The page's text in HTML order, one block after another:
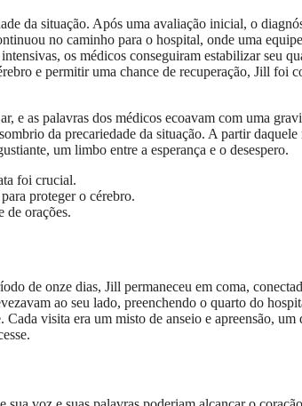
da situação. Após uma avaliação inicial, o
no caminho para o hospital, onde uma
os médicos conseguiram estabilizar seu
e permitir uma chance de recuperação, Jill foi
e as palavras dos médicos ecoavam com uma
da precariedade da situação. A partir daquele
um limbo entre a esperança e o desespero.
foi crucial.
proteger o cérebro.
de orações.
de onze dias, Jill permaneceu em coma,
ao seu lado, preenchendo o quarto do
visita era um misto de anseio e apreensão, um